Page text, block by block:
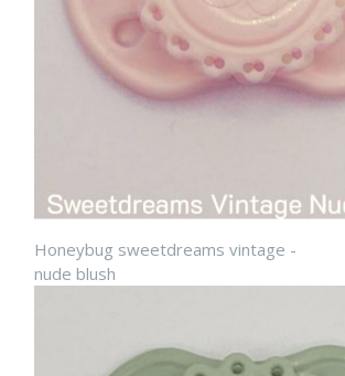
Honeybug sweetdreams vintage -
nude blush